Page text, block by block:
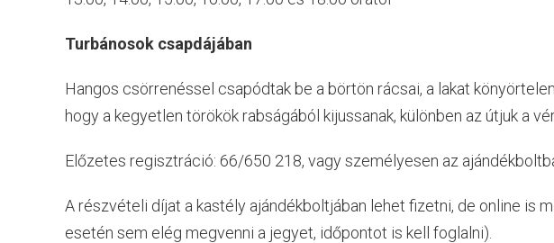
Turbánosok csapdájában
Hangos csörrenéssel csapódtak be a börtön rácsai, a lakat
hogy a kegyetlen törökök rabságából kijussanak, különben az útjuk a
Előzetes regisztráció: 66/650 218, vagy személyesen az
A részvételi díjat a kastély ajándékboltjában lehet fizetni, de online is
esetén sem elég megvenni a jegyet, időpontot is kell foglalni).